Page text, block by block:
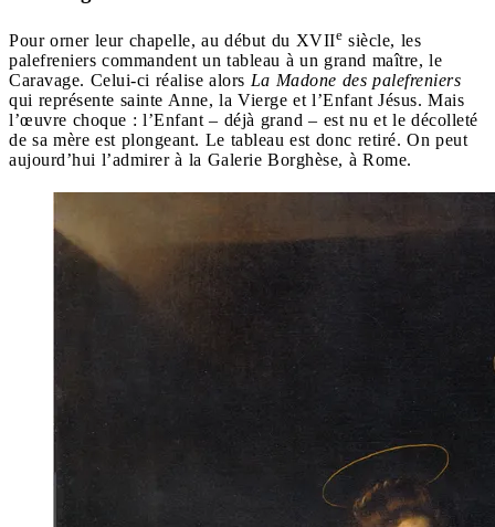
Pour orner leur chapelle, au début du XVIIe siècle, les
palefreniers commandent un tableau à un grand maître, le
Caravage. Celui-ci réalise alors La Madone des palefreniers
qui représente sainte Anne, la Vierge et l’Enfant Jésus. Mais
l’œuvre choque : l’Enfant – déjà grand – est nu et le décolleté
de sa mère est plongeant. Le tableau est donc retiré. On peut
aujourd’hui l’admirer à la Galerie Borghèse, à Rome.